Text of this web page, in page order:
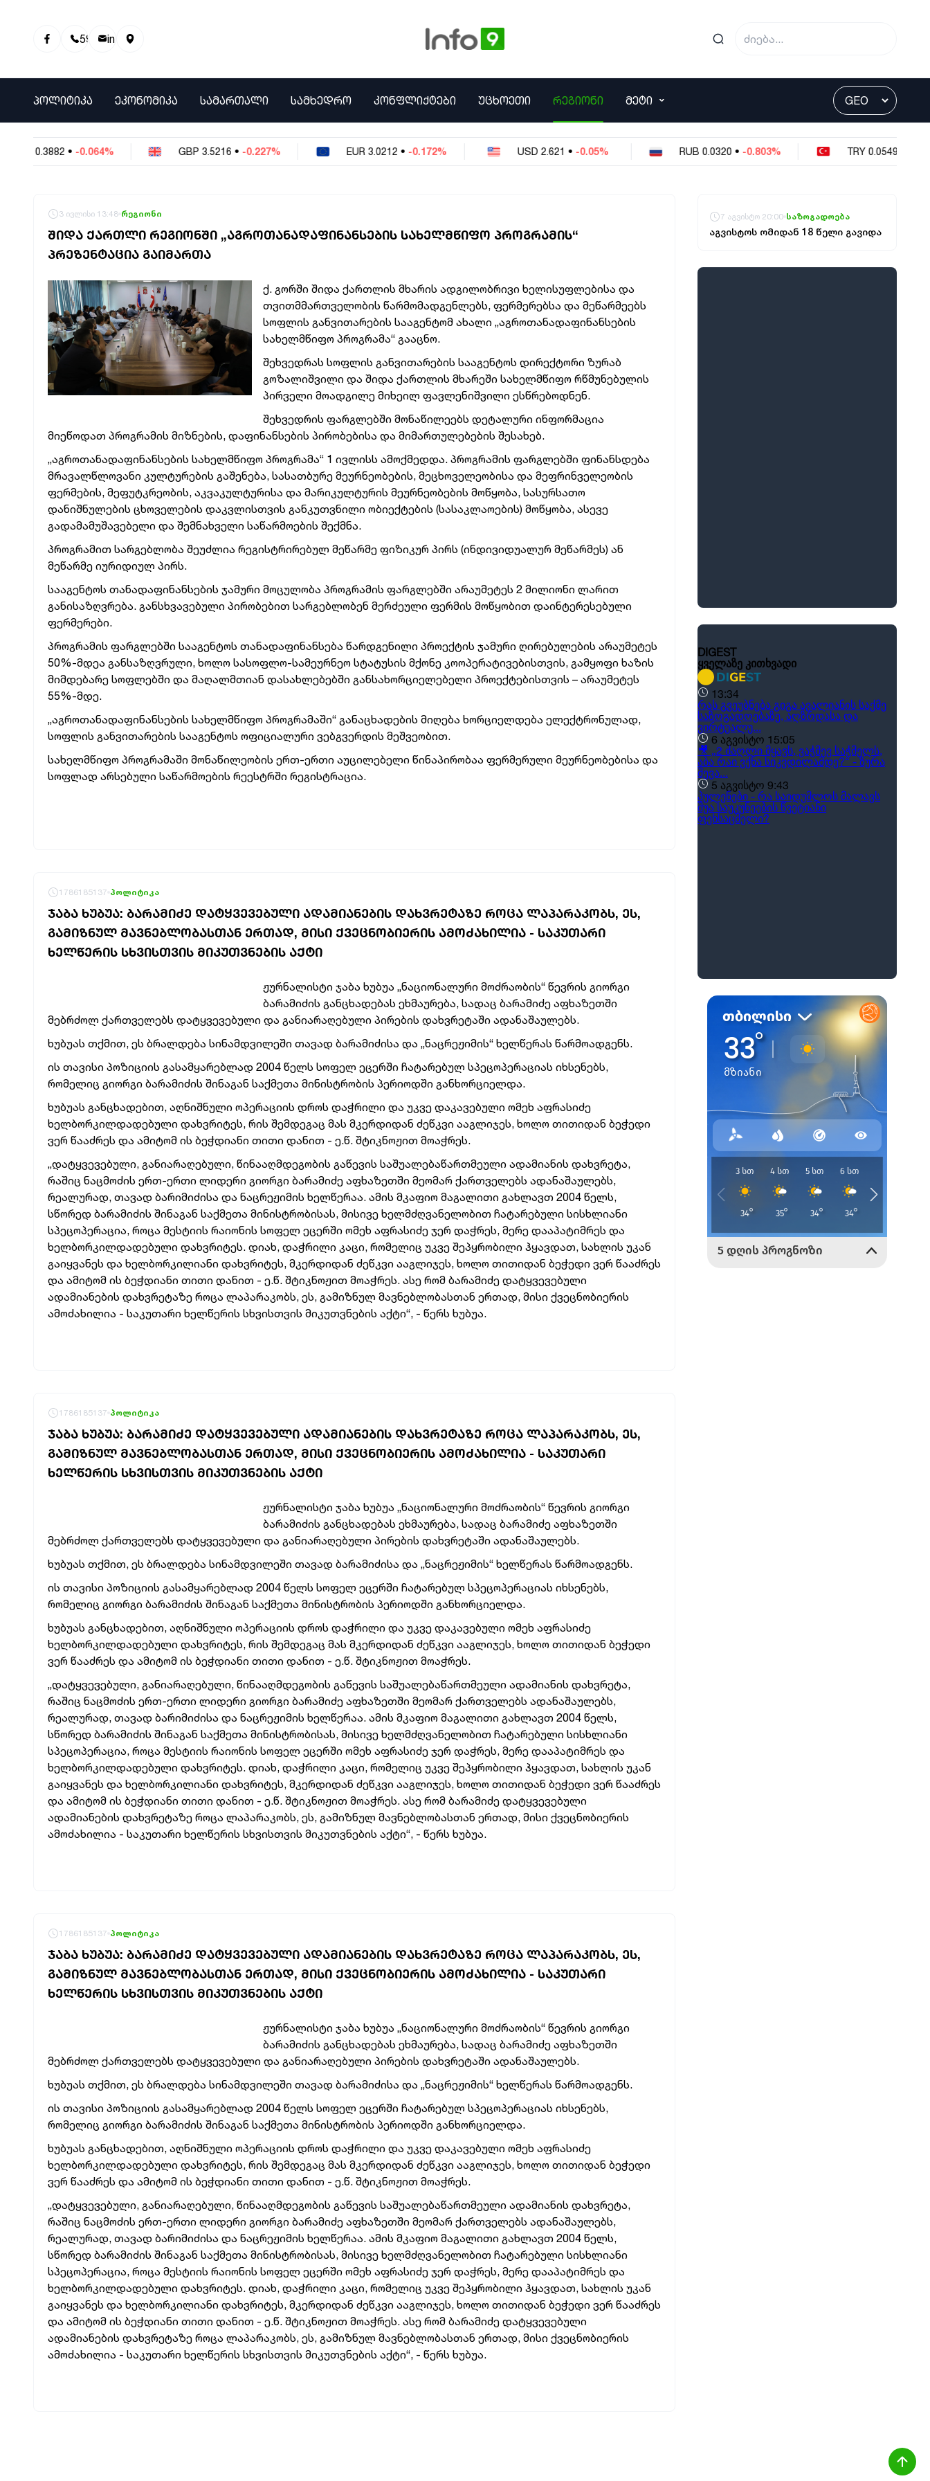
595 01 81 00info@info9.ge
ᲞᲝᲚᲘᲢᲘᲙᲐ ᲔᲙᲝᲜᲝᲛᲘᲙᲐ ᲡᲐᲛᲐᲠᲗᲐᲚᲘ ᲡᲐᲛᲮᲔᲓᲠᲝ ᲙᲝᲜᲤᲚᲘᲥᲢᲔᲑᲘ ᲣᲪᲮᲝᲔᲗᲘ ᲠᲔᲒᲘᲝᲜᲘ ᲛᲔᲢᲘ
-0.064% GBP 3.5216 • -0.227% EUR 3.0212 • -0.172% USD 2.621 • -0.05% RUB 0.0320 • -0.803% TRY 0.0549 • -0.364%
3 ივლისი 13:48 რეგიონი
ᲨᲘᲓᲐ ᲥᲐᲠᲗᲚᲘ ᲠᲔᲒᲘᲝᲜᲨᲘ „ᲐᲒᲠᲝᲗᲐᲜᲐᲓᲐᲤᲘᲜᲐᲜᲡᲔᲑᲘᲡ ᲡᲐᲮᲔᲚᲛᲬᲘᲤᲝ ᲞᲠᲝᲒᲠᲐᲛᲘᲡ“
ᲞᲠᲔᲖᲔᲜᲢᲐᲪᲘᲐ ᲒᲐᲘᲛᲐᲠᲗᲐ
ქ. გორში შიდა ქართლის მხარის ადგილობრივი ხელისუფლებისა და
თვითმმართველობის წარმომადგენლებს, ფერმერებსა და მეწარმეებს
სოფლის განვითარების სააგენტომ ახალი „აგროთანადაფინანსების
სახელმწიფო პროგრამა“ გააცნო.
შეხვედრას სოფლის განვითარების სააგენტოს დირექტორი ზურაბ
გოზალიშვილი და შიდა ქართლის მხარეში სახელმწიფო რწმუნებულის
პირველი მოადგილე მიხეილ ფავლენიშვილი ესწრებოდნენ.
შეხვედრის ფარგლებში მონაწილეებს დეტალური ინფორმაცია
მიეწოდათ პროგრამის მიზნების, დაფინანსების პირობებისა და მიმართულებების შესახებ.
„აგროთანადაფინანსების სახელმწიფო პროგრამა“ 1 ივლისს ამოქმედდა. პროგრამის ფარგლებში ფინანსდება
მრავალწლოვანი კულტურების გაშენება, სასათბურე მეურნეობების, მეცხოველეობისა და მეფრინველეობის
ფერმების, მეფუტკრეობის, აკვაკულტურისა და მარიკულტურის მეურნეობების მოწყობა, სასურსათო
დანიშნულების ცხოველების დაკვლისთვის განკუთვნილი ობიექტების (სასაკლაოების) მოწყობა, ასევე
გადამამუშავებელი და შემნახველი საწარმოების შექმნა.
პროგრამით სარგებლობა შეუძლია რეგისტრირებულ მეწარმე ფიზიკურ პირს (ინდივიდუალურ მეწარმეს) ან
მეწარმე იურიდიულ პირს.
სააგენტოს თანადაფინანსების ჯამური მოცულობა პროგრამის ფარგლებში არაუმეტეს 2 მილიონი ლარით
განისაზღვრება. განსხვავებული პირობებით სარგებლობენ მერძეული ფერმის მოწყობით დაინტერესებული
ფერმერები.
პროგრამის ფარგლებში სააგენტოს თანადაფინანსება წარდგენილი პროექტის ჯამური ღირებულების არაუმეტეს
50%-მდეა განსაზღვრული, ხოლო სასოფლო-სამეურნეო სტატუსის მქონე კოოპერატივებისთვის, გამყოფი ხაზის
მიმდებარე სოფლებში და მაღალმთიან დასახლებებში განსახორციელებელი პროექტებისთვის – არაუმეტეს
55%-მდე.
„აგროთანადაფინანსების სახელმწიფო პროგრამაში“ განაცხადების მიღება ხორციელდება ელექტრონულად,
სოფლის განვითარების სააგენტოს ოფიციალური ვებგვერდის მეშვეობით.
სახელმწიფო პროგრამაში მონაწილეობის ერთ-ერთი აუცილებელი წინაპირობაა ფერმერული მეურნეობებისა და
სოფლად არსებული საწარმოების რეესტრში რეგისტრაცია.
1786185137 პოლიტიკა
ᲯᲐᲑᲐ ᲮᲣᲑᲣᲐ: ᲑᲐᲠᲐᲛᲘᲫᲔ ᲓᲐᲢᲧᲕᲔᲕᲔᲑᲣᲚᲘ ᲐᲓᲐᲛᲘᲐᲜᲔᲑᲘᲡ ᲓᲐᲮᲕᲠᲔᲢᲐᲖᲔ ᲠᲝᲪᲐ ᲚᲐᲞᲐᲠᲐᲙᲝᲑᲡ, ᲔᲡ,
ᲒᲐᲛᲘᲖᲜᲣᲚ ᲛᲐᲕᲜᲔᲑᲚᲝᲑᲐᲡᲗᲐᲜ ᲔᲠᲗᲐᲓ, ᲛᲘᲡᲘ ᲥᲕᲔᲪᲜᲝᲑᲘᲔᲠᲘᲡ ᲐᲛᲝᲫᲐᲮᲘᲚᲘᲐ - ᲡᲐᲙᲣᲗᲐᲠᲘ
ᲮᲔᲚᲬᲔᲠᲘᲡ ᲡᲮᲕᲘᲡᲗᲕᲘᲡ ᲛᲘᲙᲣᲗᲕᲜᲔᲑᲘᲡ ᲐᲥᲢᲘ
ჟურნალისტი ჯაბა ხუბუა „ნაციონალური მოძრაობის“ წევრის გიორგი
ბარამიძის განცხადებას ეხმაურება, სადაც ბარამიძე აფხაზეთში
მებრძოლ ქართველებს დატყვევებული და განიარაღებული პირების დახვრეტაში ადანაშაულებს.
ხუბუას თქმით, ეს ბრალდება სინამდვილეში თავად ბარამიძისა და „ნაცრეჟიმის“ ხელწერას წარმოადგენს.
ის თავისი პოზიციის გასამყარებლად 2004 წელს სოფელ ეცერში ჩატარებულ სპეცოპერაციას იხსენებს,
რომელიც გიორგი ბარამიძის შინაგან საქმეთა მინისტრობის პერიოდში განხორციელდა.
ხუბუას განცხადებით, აღნიშნული ოპერაციის დროს დაჭრილი და უკვე დაკავებული ომეხ აფრასიძე
ხელბორკილდადებული დახვრიტეს, რის შემდეგაც მას მკერდიდან ძეწკვი ააგლიჯეს, ხოლო თითიდან ბეჭედი
ვერ წააძრეს და ამიტომ ის ბეჭდიანი თითი დანით - ე.წ. შტიკნოჟით მოაჭრეს.
„დატყვევებული, განიარაღებული, წინააღმდეგობის გაწევის საშუალებაწართმეული ადამიანის დახვრეტა,
რაშიც ნაცმოძის ერთ-ერთი ლიდერი გიორგი ბარამიძე აფხაზეთში მეომარ ქართველებს ადანაშაულებს,
რეალურად, თავად ბარიმიძისა და ნაცრეჟიმის ხელწერაა. ამის მკაფიო მაგალითი გახლავთ 2004 წელს,
სწორედ ბარამიძის შინაგან საქმეთა მინისტრობისას, მისივე ხელმძღვანელობით ჩატარებული სისხლიანი
სპეცოპერაცია, როცა მესტიის რაიონის სოფელ ეცერში ომეხ აფრასიძე ჯერ დაჭრეს, მერე დააპატიმრეს და
ხელბორკილდადებული დახვრიტეს. დიახ, დაჭრილი კაცი, რომელიც უკვე შეპყრობილი ჰყავდათ, სახლის უკან
გაიყვანეს და ხელბორკილიანი დახვრიტეს, მკერდიდან ძეწკვი ააგლიჯეს, ხოლო თითიდან ბეჭედი ვერ წააძრეს
და ამიტომ ის ბეჭდიანი თითი დანით - ე.წ. შტიკნოჟით მოაჭრეს. ასე რომ ბარამიძე დატყვევებული
ადამიანების დახვრეტაზე როცა ლაპარაკობს, ეს, გამიზნულ მავნებლობასთან ერთად, მისი ქვეცნობიერის
ამოძახილია - საკუთარი ხელწერის სხვისთვის მიკუთვნების აქტი“, - წერს ხუბუა.
1786185137 პოლიტიკა
ᲯᲐᲑᲐ ᲮᲣᲑᲣᲐ: ᲑᲐᲠᲐᲛᲘᲫᲔ ᲓᲐᲢᲧᲕᲔᲕᲔᲑᲣᲚᲘ ᲐᲓᲐᲛᲘᲐᲜᲔᲑᲘᲡ ᲓᲐᲮᲕᲠᲔᲢᲐᲖᲔ ᲠᲝᲪᲐ ᲚᲐᲞᲐᲠᲐᲙᲝᲑᲡ, ᲔᲡ,
ᲒᲐᲛᲘᲖᲜᲣᲚ ᲛᲐᲕᲜᲔᲑᲚᲝᲑᲐᲡᲗᲐᲜ ᲔᲠᲗᲐᲓ, ᲛᲘᲡᲘ ᲥᲕᲔᲪᲜᲝᲑᲘᲔᲠᲘᲡ ᲐᲛᲝᲫᲐᲮᲘᲚᲘᲐ - ᲡᲐᲙᲣᲗᲐᲠᲘ
ᲮᲔᲚᲬᲔᲠᲘᲡ ᲡᲮᲕᲘᲡᲗᲕᲘᲡ ᲛᲘᲙᲣᲗᲕᲜᲔᲑᲘᲡ ᲐᲥᲢᲘ
ჟურნალისტი ჯაბა ხუბუა „ნაციონალური მოძრაობის“ წევრის გიორგი
ბარამიძის განცხადებას ეხმაურება, სადაც ბარამიძე აფხაზეთში
მებრძოლ ქართველებს დატყვევებული და განიარაღებული პირების დახვრეტაში ადანაშაულებს.
ხუბუას თქმით, ეს ბრალდება სინამდვილეში თავად ბარამიძისა და „ნაცრეჟიმის“ ხელწერას წარმოადგენს.
ის თავისი პოზიციის გასამყარებლად 2004 წელს სოფელ ეცერში ჩატარებულ სპეცოპერაციას იხსენებს,
რომელიც გიორგი ბარამიძის შინაგან საქმეთა მინისტრობის პერიოდში განხორციელდა.
ხუბუას განცხადებით, აღნიშნული ოპერაციის დროს დაჭრილი და უკვე დაკავებული ომეხ აფრასიძე
ხელბორკილდადებული დახვრიტეს, რის შემდეგაც მას მკერდიდან ძეწკვი ააგლიჯეს, ხოლო თითიდან ბეჭედი
ვერ წააძრეს და ამიტომ ის ბეჭდიანი თითი დანით - ე.წ. შტიკნოჟით მოაჭრეს.
„დატყვევებული, განიარაღებული, წინააღმდეგობის გაწევის საშუალებაწართმეული ადამიანის დახვრეტა,
რაშიც ნაცმოძის ერთ-ერთი ლიდერი გიორგი ბარამიძე აფხაზეთში მეომარ ქართველებს ადანაშაულებს,
რეალურად, თავად ბარიმიძისა და ნაცრეჟიმის ხელწერაა. ამის მკაფიო მაგალითი გახლავთ 2004 წელს,
სწორედ ბარამიძის შინაგან საქმეთა მინისტრობისას, მისივე ხელმძღვანელობით ჩატარებული სისხლიანი
სპეცოპერაცია, როცა მესტიის რაიონის სოფელ ეცერში ომეხ აფრასიძე ჯერ დაჭრეს, მერე დააპატიმრეს და
ხელბორკილდადებული დახვრიტეს. დიახ, დაჭრილი კაცი, რომელიც უკვე შეპყრობილი ჰყავდათ, სახლის უკან
გაიყვანეს და ხელბორკილიანი დახვრიტეს, მკერდიდან ძეწკვი ააგლიჯეს, ხოლო თითიდან ბეჭედი ვერ წააძრეს
და ამიტომ ის ბეჭდიანი თითი დანით - ე.წ. შტიკნოჟით მოაჭრეს. ასე რომ ბარამიძე დატყვევებული
ადამიანების დახვრეტაზე როცა ლაპარაკობს, ეს, გამიზნულ მავნებლობასთან ერთად, მისი ქვეცნობიერის
ამოძახილია - საკუთარი ხელწერის სხვისთვის მიკუთვნების აქტი“, - წერს ხუბუა.
1786185137 პოლიტიკა
ᲯᲐᲑᲐ ᲮᲣᲑᲣᲐ: ᲑᲐᲠᲐᲛᲘᲫᲔ ᲓᲐᲢᲧᲕᲔᲕᲔᲑᲣᲚᲘ ᲐᲓᲐᲛᲘᲐᲜᲔᲑᲘᲡ ᲓᲐᲮᲕᲠᲔᲢᲐᲖᲔ ᲠᲝᲪᲐ ᲚᲐᲞᲐᲠᲐᲙᲝᲑᲡ, ᲔᲡ,
ᲒᲐᲛᲘᲖᲜᲣᲚ ᲛᲐᲕᲜᲔᲑᲚᲝᲑᲐᲡᲗᲐᲜ ᲔᲠᲗᲐᲓ, ᲛᲘᲡᲘ ᲥᲕᲔᲪᲜᲝᲑᲘᲔᲠᲘᲡ ᲐᲛᲝᲫᲐᲮᲘᲚᲘᲐ - ᲡᲐᲙᲣᲗᲐᲠᲘ
ᲮᲔᲚᲬᲔᲠᲘᲡ ᲡᲮᲕᲘᲡᲗᲕᲘᲡ ᲛᲘᲙᲣᲗᲕᲜᲔᲑᲘᲡ ᲐᲥᲢᲘ
ჟურნალისტი ჯაბა ხუბუა „ნაციონალური მოძრაობის“ წევრის გიორგი
ბარამიძის განცხადებას ეხმაურება, სადაც ბარამიძე აფხაზეთში
მებრძოლ ქართველებს დატყვევებული და განიარაღებული პირების დახვრეტაში ადანაშაულებს.
ხუბუას თქმით, ეს ბრალდება სინამდვილეში თავად ბარამიძისა და „ნაცრეჟიმის“ ხელწერას წარმოადგენს.
ის თავისი პოზიციის გასამყარებლად 2004 წელს სოფელ ეცერში ჩატარებულ სპეცოპერაციას იხსენებს,
რომელიც გიორგი ბარამიძის შინაგან საქმეთა მინისტრობის პერიოდში განხორციელდა.
ხუბუას განცხადებით, აღნიშნული ოპერაციის დროს დაჭრილი და უკვე დაკავებული ომეხ აფრასიძე
ხელბორკილდადებული დახვრიტეს, რის შემდეგაც მას მკერდიდან ძეწკვი ააგლიჯეს, ხოლო თითიდან ბეჭედი
ვერ წააძრეს და ამიტომ ის ბეჭდიანი თითი დანით - ე.წ. შტიკნოჟით მოაჭრეს.
„დატყვევებული, განიარაღებული, წინააღმდეგობის გაწევის საშუალებაწართმეული ადამიანის დახვრეტა,
რაშიც ნაცმოძის ერთ-ერთი ლიდერი გიორგი ბარამიძე აფხაზეთში მეომარ ქართველებს ადანაშაულებს,
რეალურად, თავად ბარიმიძისა და ნაცრეჟიმის ხელწერაა. ამის მკაფიო მაგალითი გახლავთ 2004 წელს,
სწორედ ბარამიძის შინაგან საქმეთა მინისტრობისას, მისივე ხელმძღვანელობით ჩატარებული სისხლიანი
სპეცოპერაცია, როცა მესტიის რაიონის სოფელ ეცერში ომეხ აფრასიძე ჯერ დაჭრეს, მერე დააპატიმრეს და
ხელბორკილდადებული დახვრიტეს. დიახ, დაჭრილი კაცი, რომელიც უკვე შეპყრობილი ჰყავდათ, სახლის უკან
გაიყვანეს და ხელბორკილიანი დახვრიტეს, მკერდიდან ძეწკვი ააგლიჯეს, ხოლო თითიდან ბეჭედი ვერ წააძრეს
და ამიტომ ის ბეჭდიანი თითი დანით - ე.წ. შტიკნოჟით მოაჭრეს. ასე რომ ბარამიძე დატყვევებული
ადამიანების დახვრეტაზე როცა ლაპარაკობს, ეს, გამიზნულ მავნებლობასთან ერთად, მისი ქვეცნობიერის
ამოძახილია - საკუთარი ხელწერის სხვისთვის მიკუთვნების აქტი“, - წერს ხუბუა.
7 აგვისტო 20:00 საზოგადოება
აგვისტოს ომიდან 18 წელი გავიდა